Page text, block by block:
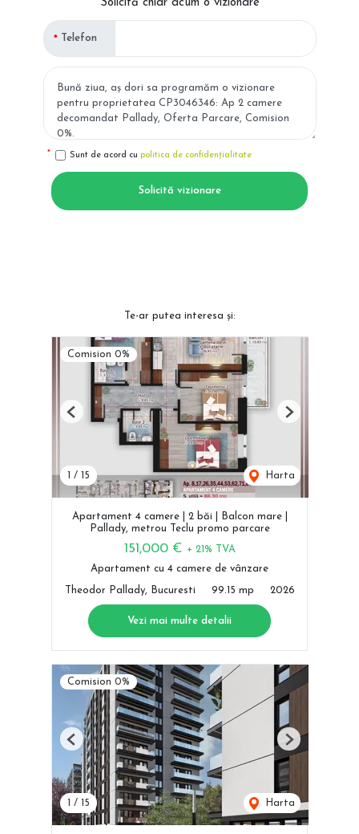
Solicită chiar acum o vizionare
Telefon
Sunt de acord cu politica de confidențialitate
Solicită vizionare
Te-ar putea interesa și:
Comision 0%
/ 15 Harta
Previous Next
Apartament 4 camere | 2 băi | Balcon mare |
Pallady, metrou Teclu promo parcare
151,000 € + 21% TVA
Apartament cu 4 camere de vânzare
Theodor Pallady, Bucuresti 99.15 mp 2026
Vezi mai multe detalii
Comision 0%
/ 15 Harta
Previous Next